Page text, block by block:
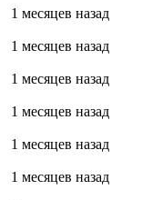
1 месяцев назад
1 месяцев назад
1 месяцев назад
1 месяцев назад
1 месяцев назад
1 месяцев назад